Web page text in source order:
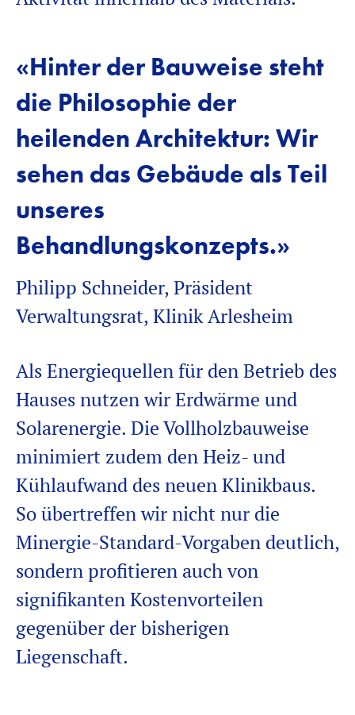
«Hinter der Bauweise steht
die Philosophie der
heilenden Architektur: Wir
sehen das Gebäude als Teil
unseres
Behandlungskonzepts.»
Philipp Schneider, Präsident
Verwaltungsrat, Klinik Arlesheim
Als Energiequellen für den Betrieb des
Hauses nutzen wir Erdwärme und
Solarenergie. DieVollholzbauweise
minimiert zudem den Heiz- und
Kühlaufwand des neuen Klinikbaus.
So übertreffen wir nicht nur die
Minergie-Standard-Vorgaben deutlich,
sondern profitieren auch von
signifikanten Kostenvorteilen
gegenüber der bisherigen
Liegenschaft.